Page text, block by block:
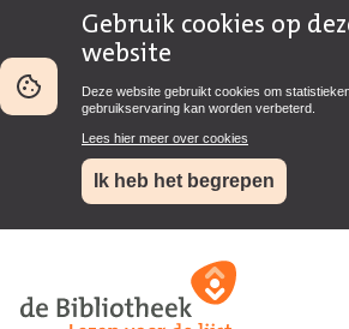
Gebruik cookies op
website
Deze website gebruikt cookies om
gebruikservaring kan worden verbeterd.
Lees hier meer over cookies
Ik heb het begrepen